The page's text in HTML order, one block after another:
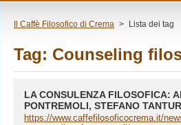
Il Caffè Filosofico di Crema > Lista dei tag
Tag: Counseling
LA CONSULENZA FILOSOFICA:
PONTREMOLI, STEFANO
https://www.caffefilosoficocrema.it/